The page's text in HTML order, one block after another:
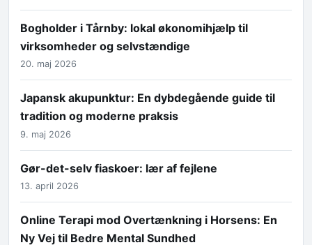
Bogholder i Tårnby: lokal økonomihjælp til
virksomheder og selvstændige
20. maj 2026
Japansk akupunktur: En dybdegående guide til
tradition og moderne praksis
9. maj 2026
Gør-det-selv fiaskoer: lær af fejlene
13. april 2026
Online Terapi mod Overtænkning i Horsens: En
Ny Vej til Bedre Mental Sundhed